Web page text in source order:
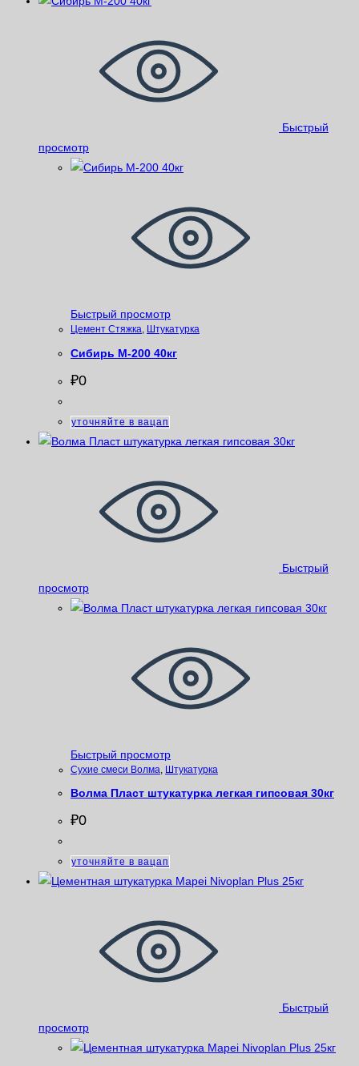
Быстрый
просмотр
Быстрый просмотр
Цемент Стяжка, Штукатурка
Сибирь М-200 40кг
₽0
уточняйте в вацап
Быстрый
просмотр
Быстрый просмотр
Сухие смеси Волма Штукатурка
Волма Пласт штукатурка легкая гипсовая 30кг
₽0
уточняйте в вацап
Быстрый
просмотр